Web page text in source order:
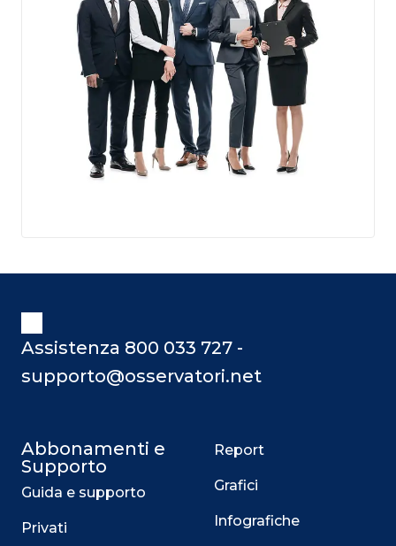
Assistenza 800 033 727 -
supporto@osservatori.net
Abbonamenti e
Supporto
Guida e supporto
Privati
Report
Grafici
Infografiche